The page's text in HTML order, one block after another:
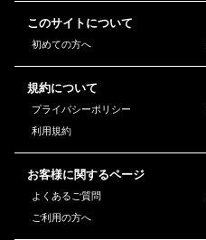
このサイトについて
初めての方へ
規約について
プライバシーポリシー
利用規約
お客様に関するページ
よくあるご質問
ご利用の方へ